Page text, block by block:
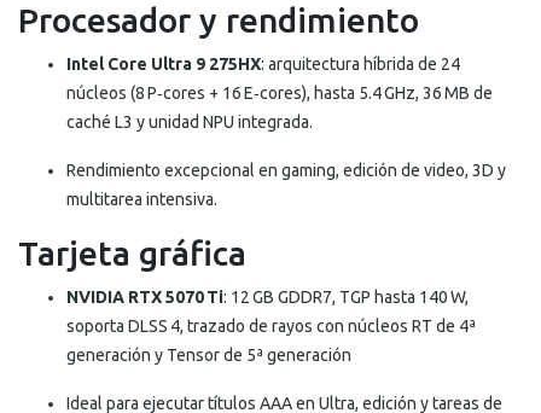
Procesador y rendimiento
Intel Core Ultra 9 275HX: arquitectura híbrida de 24
núcleos (8 P‑cores + 16 E‑cores), hasta 5.4 GHz, 36 MB de
caché L3 y unidad NPU integrada.
Rendimiento excepcional en gaming, edición de video, 3D y
multitarea intensiva.
Tarjeta gráfica
NVIDIA RTX 5070 Ti: 12 GB GDDR7, TGP hasta 140 W,
soporta DLSS 4, trazado de rayos con núcleos RT de 4ª
generación y Tensor de 5ª generación
Ideal para ejecutar títulos AAA en Ultra, edición y tareas de